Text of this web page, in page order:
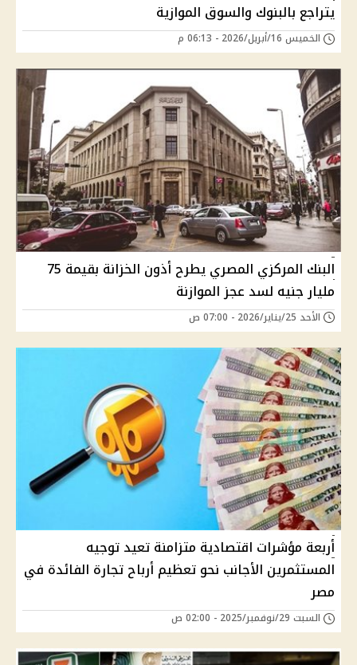
يتراجع بالبنوك والسوق الموازية
الخميس 16/أبريل/2026 - 06:13 م
البنك المركزي المصري يطرح أذون الخزانة بقيمة 75
مليار جنيه لسد عجز الموازنة
الأحد 25/يناير/2026 - 07:00 ص
أربعة مؤشرات اقتصادية متزامنة تعيد توجيه
المستثمرين الأجانب نحو تعظيم أرباح تجارة الفائدة في
مصر
السبت 29/نوفمبر/2025 - 02:00 ص